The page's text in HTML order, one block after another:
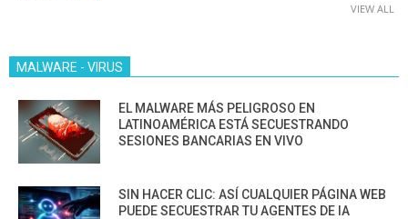
VIEW ALL
MALWARE - VIRUS
EL MALWARE MÁS PELIGROSO EN
LATINOAMÉRICA ESTÁ SECUESTRANDO
SESIONES BANCARIAS EN VIVO
SIN HACER CLIC: ASÍ CUALQUIER PÁGINA WEB
PUEDE SECUESTRAR TU AGENTES DE IA